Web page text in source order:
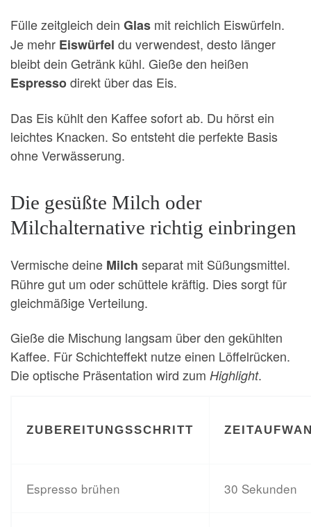
Fülle zeitgleich dein Glas mit reichlich Eiswürfeln.
Je mehr Eiswürfel du verwendest, desto länger
bleibt dein Getränk kühl. Gieße den heißen
Espressodirekt über das Eis.
Das Eis kühlt den Kaffee sofort ab. Du hörst ein
leichtes Knacken. So entsteht die perfekte Basis
ohne Verwässerung.
Die gesüßte Milch oder
Milchalternative richtig einbringen
Vermische deine Milch separat mit Süßungsmittel.
Rühre gut um oder schüttele kräftig. Dies sorgt für
gleichmäßige Verteilung.
Gieße die Mischung langsam über den gekühlten
Kaffee. Für Schichteffekt nutze einen Löffelrücken.
Die optische Präsentation wird zum Highlight.
ZUBEREITUNGSSCHRITT
Espresso brühen 30 Sekunden